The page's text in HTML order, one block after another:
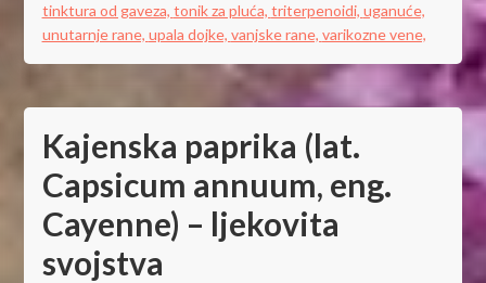
tinktura od gaveza, tonik za pluća, triterpenoidi, uganuće,
unutarnje rane, upala dojke, vanjske rane, varikozne vene,
Kajenska paprika (lat.
Capsicum annuum, eng.
Cayenne) – ljekovita
svojstva